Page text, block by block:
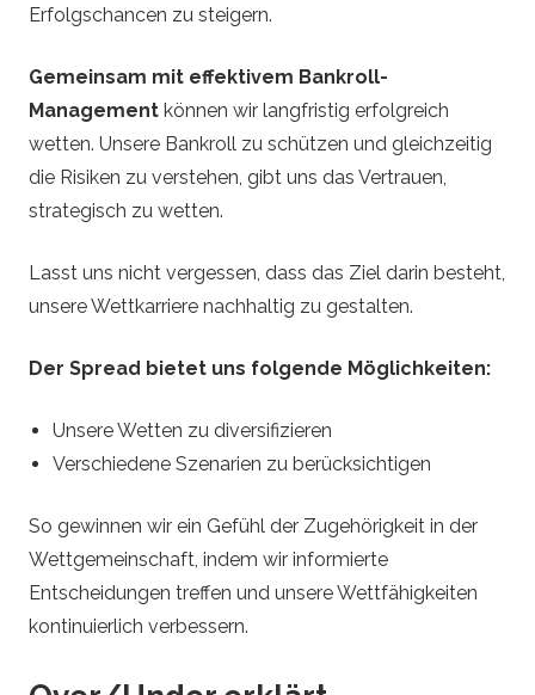
Erfolgschancen zu steigern.
Gemeinsam mit effektivem Bankroll-
Management können wir langfristig erfolgreich
wetten. Unsere Bankroll zu schützen und gleichzeitig
die Risiken zu verstehen, gibt uns das Vertrauen,
strategisch zu wetten.
Lasst uns nicht vergessen, dass das Ziel darin besteht,
unsere Wettkarriere nachhaltig zu gestalten.
Der Spread bietet uns folgende Möglichkeiten:
Unsere Wetten zu diversifizieren
Verschiedene Szenarien zu berücksichtigen
So gewinnen wir ein Gefühl der Zugehörigkeit in der
Wettgemeinschaft, indem wir informierte
Entscheidungen treffen und unsere Wettfähigkeiten
kontinuierlich verbessern.